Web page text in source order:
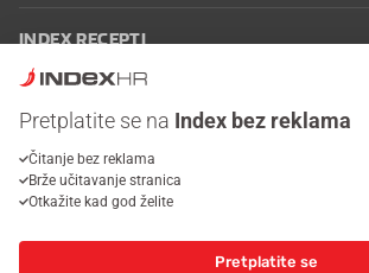
INDEX RECEPTI
Oglašavanje Zaposli se na Indexu
korištenja
Postavke kolačića
Pretplatite se na Index bez reklama
Čitanje bez reklama
Brže učitavanje stranica
Otkažite kad god želite
Pretplatite se